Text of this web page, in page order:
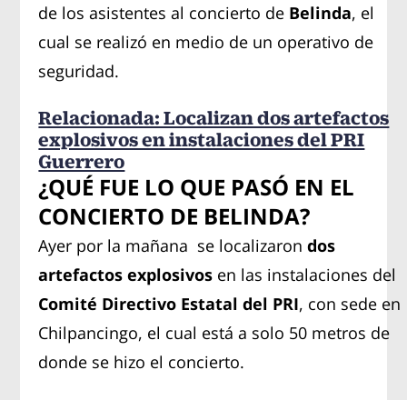
de los asistentes al concierto de Belinda, el
cual se realizó en medio de un operativo de
seguridad.
Relacionada: Localizan dos artefactos
explosivos en instalaciones del PRI
Guerrero
¿QUÉ FUE LO QUE PASÓ EN EL
CONCIERTO DE BELINDA?
Ayer por la mañana se localizarondos
artefactos explosivos en las instalaciones del
Comité Directivo Estatal del PRI, con sede en
Chilpancingo, el cual está a solo 50 metros de
donde se hizo el concierto.